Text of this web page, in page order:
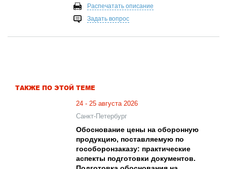
Распечатать описание
Задать вопрос
ТАКЖЕ ПО ЭТОЙ ТЕМЕ
24 - 25 августа 2026
Санкт-Петербург
Обоснование цены на оборонную
продукцию, поставляемую по
гособоронзаказу: практические
аспекты подготовки документов.